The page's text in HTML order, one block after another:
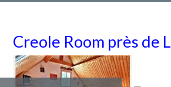
Creole Room près de